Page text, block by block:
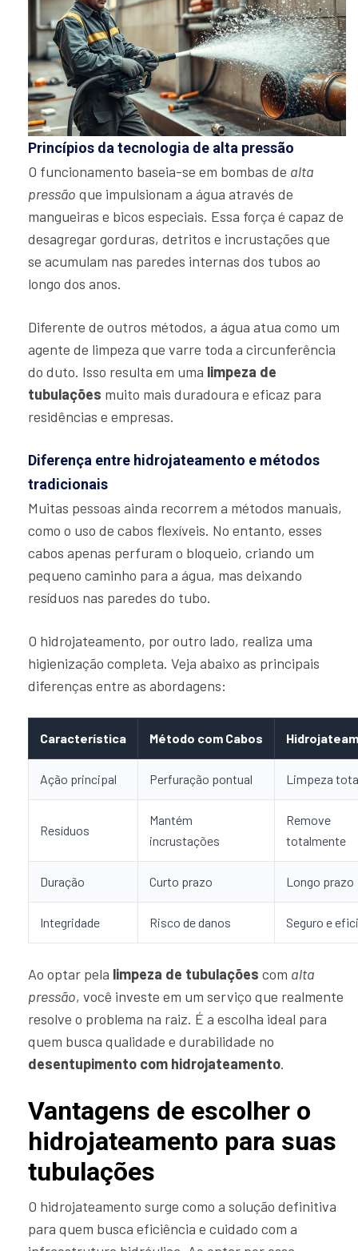
Princípios da tecnologia de alta pressão
O funcionamento baseia-se em bombas de alta
pressão que impulsionam a água através de
mangueiras e bicos especiais. Essa força é capaz de
desagregar gorduras, detritos e incrustações que
se acumulam nas paredes internas dos tubos ao
longo dos anos.
Diferente de outros métodos, a água atua como um
agente de limpeza que varre toda a circunferência
do duto. Isso resulta em uma limpeza de
tubulações muito mais duradoura e eficaz para
residências e empresas.
Diferença entre hidrojateamento e métodos
tradicionais
Muitas pessoas ainda recorrem a métodos manuais,
como o uso de cabos flexíveis. No entanto, esses
cabos apenas perfuram o bloqueio, criando um
pequeno caminho para a água, mas deixando
resíduos nas paredes do tubo.
O hidrojateamento, por outro lado, realiza uma
higienização completa. Veja abaixo as principais
diferenças entre as abordagens:
Característica Método com Cabos
Ação principal Perfuração pontual Limpeza
Resíduos
Mantém
incrustações
Remove
totalmente
Duração Curto prazo Longo prazo
Integridade Risco de danos Seguro e
Ao optar pela limpeza de tubulações com alta
pressão, você investe em um serviço que realmente
resolve o problema na raiz. É a escolha ideal para
quem busca qualidade e durabilidade no
desentupimento com hidrojateamento.
Vantagens de escolher o
hidrojateamento para suas
tubulações
O hidrojateamento surge como a solução definitiva
para quem busca eficiência e cuidado com a